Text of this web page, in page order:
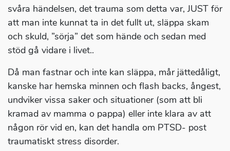
svåra händelsen, det trauma som detta var, JUST för
att man inte kunnat ta in det fullt ut, släppa skam
och skuld, ”sörja” det som hände och sedan med
stöd gå vidare i livet..
Då man fastnar och inte kan släppa, mår jättedåligt,
kanske har hemska minnen och flash backs, ångest,
undviker vissa saker och situationer (som att bli
kramad av mamma o pappa) eller inte klara av att
någon rör vid en, kan det handla om PTSD- post
traumatiskt stress disorder.